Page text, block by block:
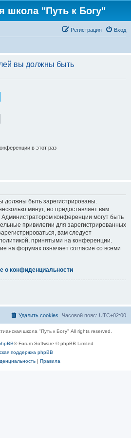
школа "Путь к Богу"
Вход
Регистрация
вы должны быть
в этот раз
должны быть зарегистрированы.
минут, но предоставляет вам
конференции могут быть
привилегии для зарегистрированных
вам следует
принятыми на конференции.
на форумах означает согласие со всеми
о конфиденциальности
Часовой пояс: UTC+02:00
Удалить cookies
школа "Путь к Богу" All rights reserved.
® Forum Software © phpBB Limited
поддержка phpBB
| Правила